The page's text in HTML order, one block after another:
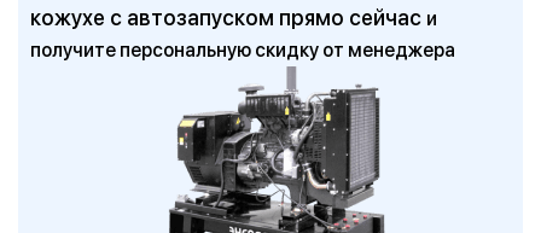
кожухе с автозапуском прямо сейчас и
получите персональную скидку от менеджера